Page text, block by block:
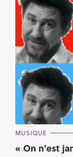
C
T
E
MUSIQUE
« On n’est